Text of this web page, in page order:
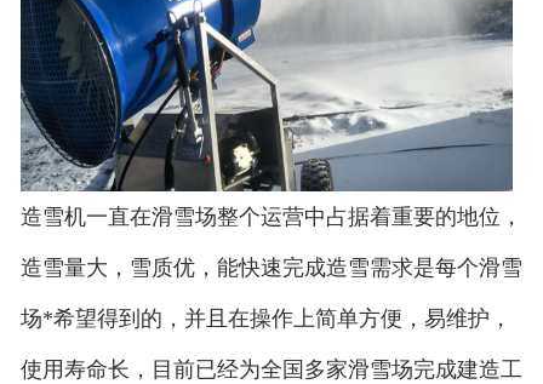
造雪机一直在滑雪场整个运营中占据着重要的地位，
造雪量大，雪质优，能快速完成造雪需求是每个滑雪
场*希望得到的，并且在操作上简单方便，易维护，
使用寿命长，目前已经为全国多家滑雪场完成建造工